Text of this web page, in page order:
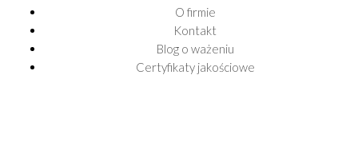
O firmie
Kontakt
Blog o ważeniu
Certyfikaty jakościowe